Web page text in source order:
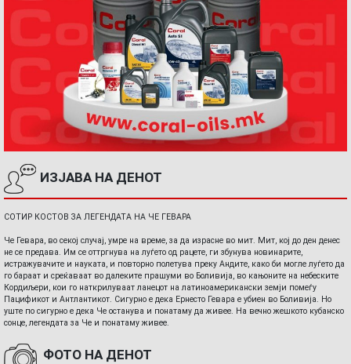
ИЗЈАВА НА ДЕНОТ
СОТИР КОСТОВ ЗА ЛЕГЕНДАТА НА ЧЕ ГЕВАРА
Че Гевара, во секој случај, умре на време, за да израсне во мит. Мит, кој до ден денес
не се предава. Им се оттргнува на луѓето од рацете, ги збунува новинарите,
истражувачите и науката, и повторно полетува преку Андите, како би могле луѓето да
го бараат и среќаваат во далеките прашуми во Боливија, во кањоните на небеските
Кордиљери, кои го наткрилуваат ланецот на латиноамерикански земји помеѓу
Пацификот и Антлантикот. Сигурно е дека Ернесто Гевара е убиен во Боливија. Но
уште по сигурно е дека Че останува и понатаму да живее. На вечно жешкото кубанско
сонце, легендата за Че и понатаму живее.
ФОТО НА ДЕНОТ